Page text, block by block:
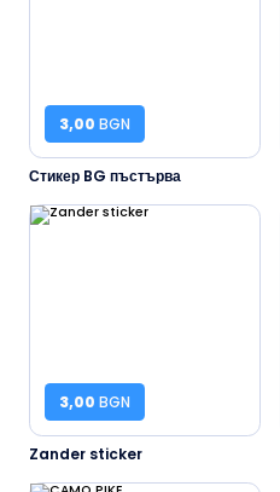
3,00 BGN
Стикер BG пъстърва
3,00 BGN
Zander sticker